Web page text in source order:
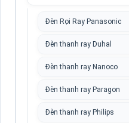
Đèn Rọi Ray Panasonic
Đèn thanh ray Duhal
Đèn thanh ray Nanoco
Đèn thanh ray Paragon
Đèn thanh ray Philips